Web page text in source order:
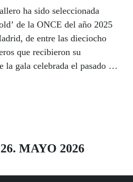
ha sido seleccionada
de la ONCE del año 2025
de entre las dieciocho
que recibieron su
la gala celebrada el pasado 16
MAYO 2026